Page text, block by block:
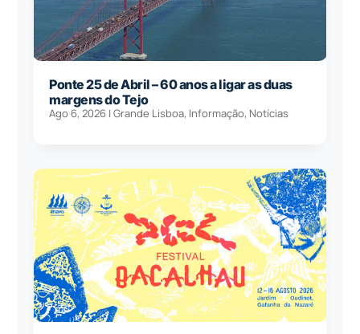
Ponte 25 de Abril – 60 anos a ligar as duas
margens do Tejo
Ago 6, 2026 |Grande Lisboa, Informação, Notícias